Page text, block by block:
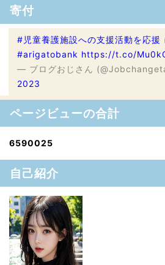
寄付
#児童養護施設への支援活動を応援
#arigatobank https://t.co/
— ブログおじさん
2023
ページビューの合計
6590025
自己紹介